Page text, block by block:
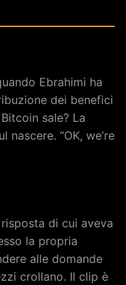
Ebrahimi ha
dei benefici
sale? La
“OK, we’re
di cui aveva
la propria
alle domande
crollano. Il clip è